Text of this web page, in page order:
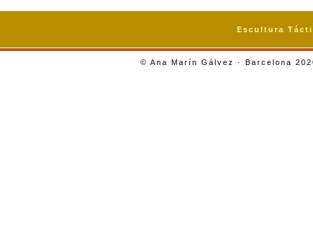
Escultura
© Ana Marín Gálvez · Barcelona